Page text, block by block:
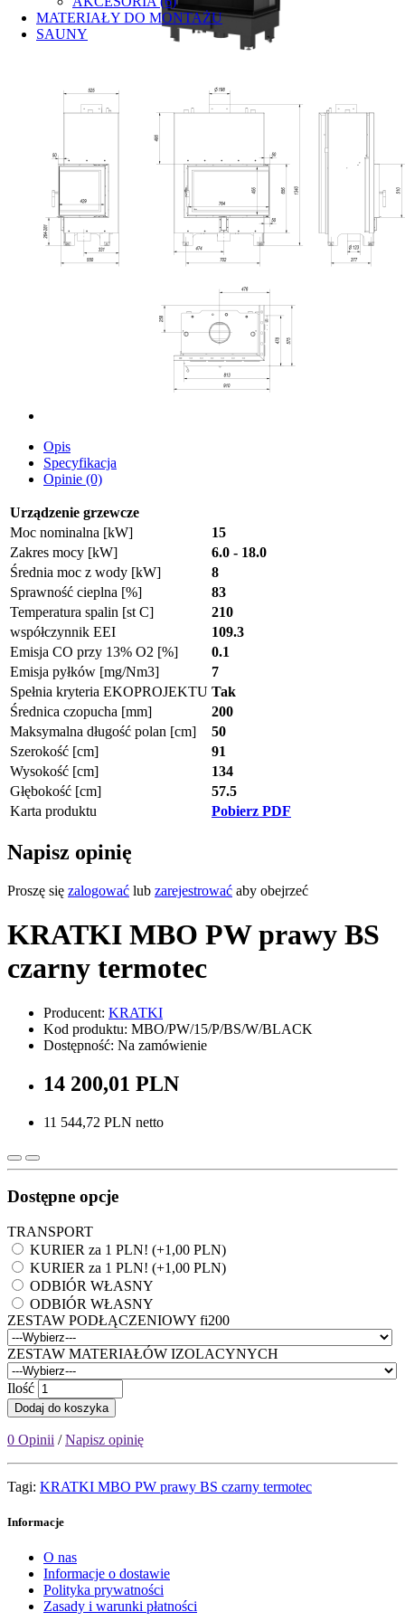
MATERIAŁY DO MONTAŻU
SAUNY
Opis
Specyfikacja
Opinie (0)
Urządzenie grzewcze
Moc nominalna [kW]
15
Zakres mocy [kW]
6.0 - 18.0
Średnia moc z wody [kW]
8
Sprawność cieplna [%]
83
Temperatura spalin [st C]
210
współczynnik EEI
109.3
Emisja CO przy 13% O2 [%]
0.1
Emisja pyłków [mg/Nm3]
7
Spełnia kryteria EKOPROJEKTU Tak
Średnica czopucha [mm]
200
Maksymalna długość polan [cm]
50
Szerokość [cm]
91
Wysokość [cm]
134
Głębokość [cm]
57.5
Karta produktu
Pobierz PDF
Napisz opinię
Proszę się zalogować lub zarejestrować aby obejrzeć
KRATKI MBO PW prawy BS
czarny termotec
Producent: KRATKI
Kod produktu: MBO/PW/15/P/BS/W/BLACK
Dostępność: Na zamówienie
14 200,01 PLN
11 544,72 PLN netto
Dostępne opcje
TRANSPORT
KURIER za 1 PLN! (+1,00 PLN)
KURIER za 1 PLN! (+1,00 PLN)
ODBIÓR WŁASNY
ODBIÓR WŁASNY
ZESTAW PODŁĄCZENIOWY fi200
ZESTAW MATERIAŁÓW IZOLACYNYCH
Ilość
Dodaj do koszyka
0 Opinii /Napisz opinię
Tagi: KRATKI MBO PW prawy BS czarny termotec
Informacje
O nas
Informacje o dostawie
Polityka prywatności
Zasady i warunki płatności